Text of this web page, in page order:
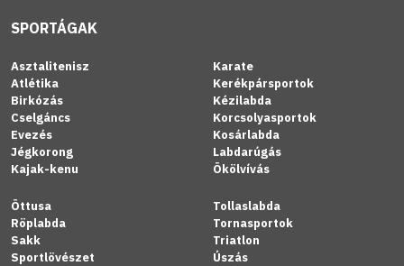
SPORTÁGAK
Asztalitenisz
Atlétika
Birkózás
Cselgáncs
Evezés
Jégkorong
Kajak-kenu
Karate
Kerékpársportok
Kézilabda
Korcsolyasportok
Kosárlabda
Labdarúgás
Ökölvívás
Öttusa
Röplabda
Sakk
Sportlövészet
Tollaslabda
Tornasportok
Triatlon
Úszás